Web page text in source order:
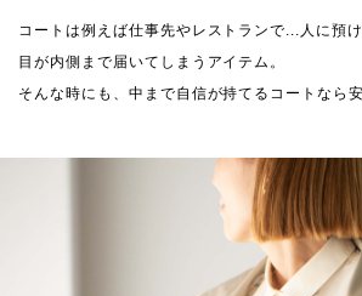
コートは例えば仕事先やレストランで...人に預
目が内側まで届いてしまうアイテム。
そんな時にも、中まで自信が持てるコートなら安